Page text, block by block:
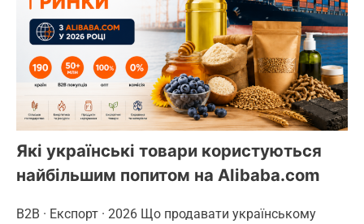
Які українські товари користуються
найбільшим попитом на Alibaba.com
B2B · Експорт · 2026 Що продавати українському